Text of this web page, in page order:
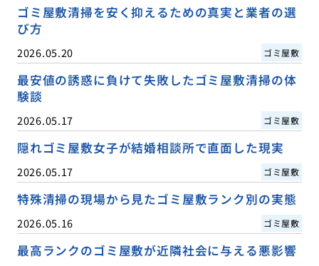
ゴミ屋敷清掃を安く抑えるための真実と業者の選
び方
2026.05.20 ゴミ屋敷
最安値の誘惑に負けて失敗したゴミ屋敷清掃の体
験談
2026.05.17 ゴミ屋敷
隠れゴミ屋敷女子が結婚相談所で直面した現実
2026.05.17 ゴミ屋敷
特殊清掃の現場から見たゴミ屋敷ランク別の実態
2026.05.16 ゴミ屋敷
最高ランクのゴミ屋敷が近隣社会に与える悪影響